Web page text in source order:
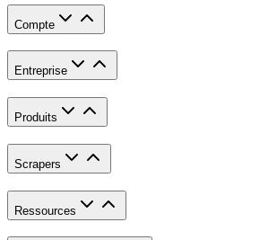
Compte
Entreprise
Produits
Scrapers
Ressources